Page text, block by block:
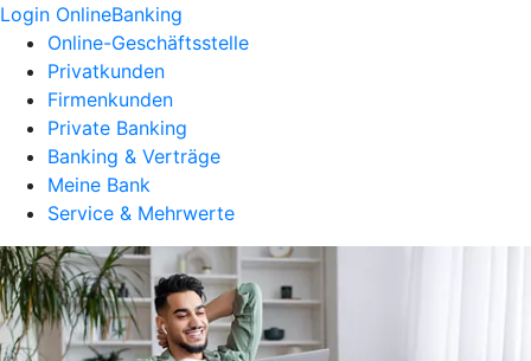
Login OnlineBanking
Online-Geschäftsstelle
Privatkunden
Firmenkunden
Private Banking
Banking & Verträge
Meine Bank
Service & Mehrwerte